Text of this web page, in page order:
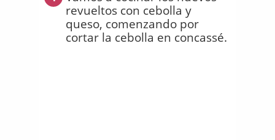
revueltos con cebolla y
queso, comenzando por
cortar la cebolla en concassé.